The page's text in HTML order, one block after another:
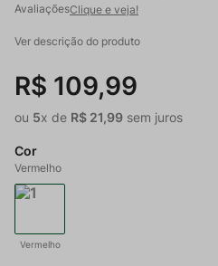
Clique e veja!
Ver descrição do produto
R$ 109,99
ou 5x de R$ 21,99 sem juros
Cor
Vermelho
Vermelho